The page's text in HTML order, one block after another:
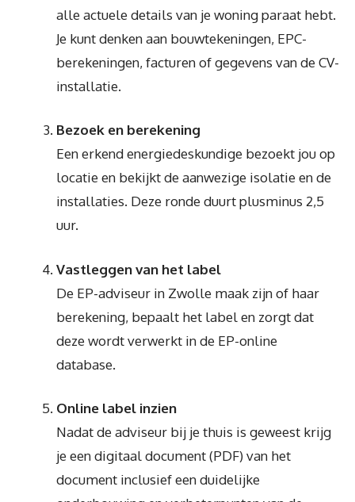
alle actuele details van je woning paraat hebt.
Je kunt denken aan bouwtekeningen, EPC-
berekeningen, facturen of gegevens van de CV-
installatie.
Bezoek en berekening
Een erkend energiedeskundige bezoekt jou op
locatie en bekijkt de aanwezige isolatie en de
installaties. Deze ronde duurt plusminus 2,5
uur.
Vastleggen van het label
De EP-adviseur in Zwolle maak zijn of haar
berekening, bepaalt het label en zorgt dat
deze wordt verwerkt in de EP-online
database.
Online label inzien
Nadat de adviseur bij je thuis is geweest krijg
je een digitaal document (PDF) van het
document inclusief een duidelijke